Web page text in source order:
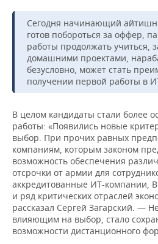
Сегодня начинающий
готов побороться за оффер,
работы продолжать учиться,
домашними проектами,
безусловно, может стать
получении первой работы в
В целом кандидаты стали более
работы: «Появились новые
выбор. При прочих равных
компаниям, которым законом
возможность обеспечения
отсрочки от армии для
аккредитованные ИТ-компании,
и ряд критических отраслей
рассказал Сергей Загарский. —
влияющим на выбор, стало
возможности дистанционного